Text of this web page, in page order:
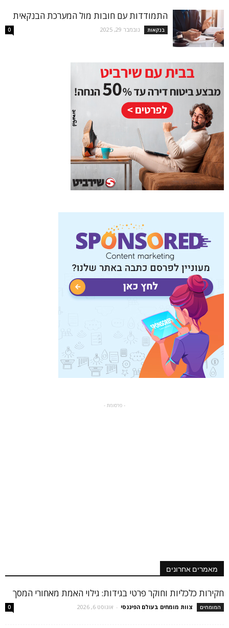
התמודדות עם חובות מול המערכת הבנקאית
בנקאות נובמבר 29, 2025 0
- פרסומת -
מאמרים אחרונים
חקירות כלכליות וחוקר פרטי בגידות: גילוי האמת מאחורי המסך
המומחים צוות מומחים בעולם הפיננסי - אוגוסט 6, 2026 0